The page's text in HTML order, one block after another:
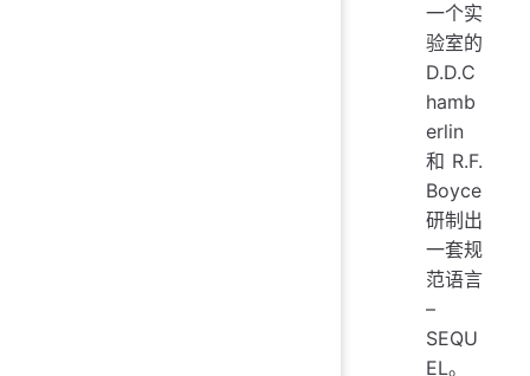
一个实
验室的
D.D.C
hamb
erlin
和 R.F.
Boyce
研制出
一套规
范语言
–
SEQU
EL。